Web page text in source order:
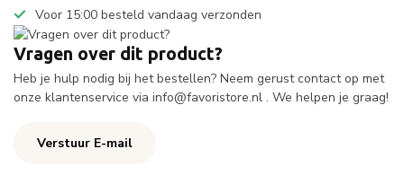
Voor 15:00 besteld vandaag verzonden
Vragen over dit product?
Heb je hulp nodig bij het bestellen? Neem gerust contact op met
onze klantenservice via info@favoristore.nl . We helpen je graag!
Verstuur E-mail